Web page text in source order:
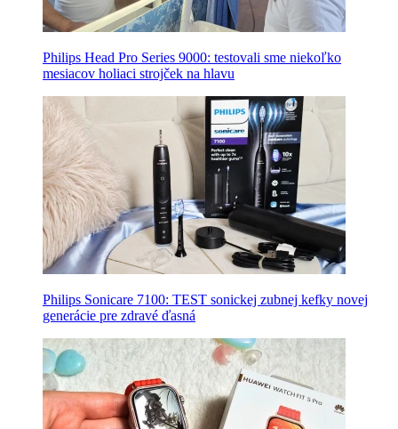
Philips Head Pro Series 9000: testovali sme niekoľko
mesiacov holiaci strojček na hlavu
Philips Sonicare 7100: TEST sonickej zubnej kefky novej
generácie pre zdravé ďasná